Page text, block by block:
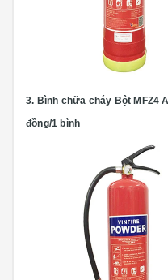
3. Bình chữa cháy Bột MFZ4
đồng/1 bình